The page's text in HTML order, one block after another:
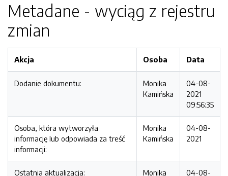
Metadane - wyciąg z rejestru
zmian
Akcja Osoba Data
Dodanie dokumentu:
Monika
Kamińska
04-08-
2021
09:56:35
Osoba, która wytworzyła
informację lub odpowiada za treść
informacji:
Monika
Kamińska
04-08-
2021
Ostatnia aktualizacja:
Monika
04-08-